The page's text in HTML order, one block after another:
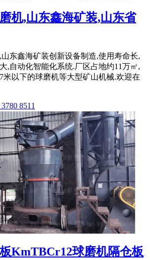
机,山东鑫海矿装,山东省
东鑫海矿装创新设备制造,使用寿命长,
,自动化智能化系统.厂区占地约11万㎡,
米以下的球磨机等大型矿山机械.欢迎在
8511
KmTBCr12球磨机隔仓板